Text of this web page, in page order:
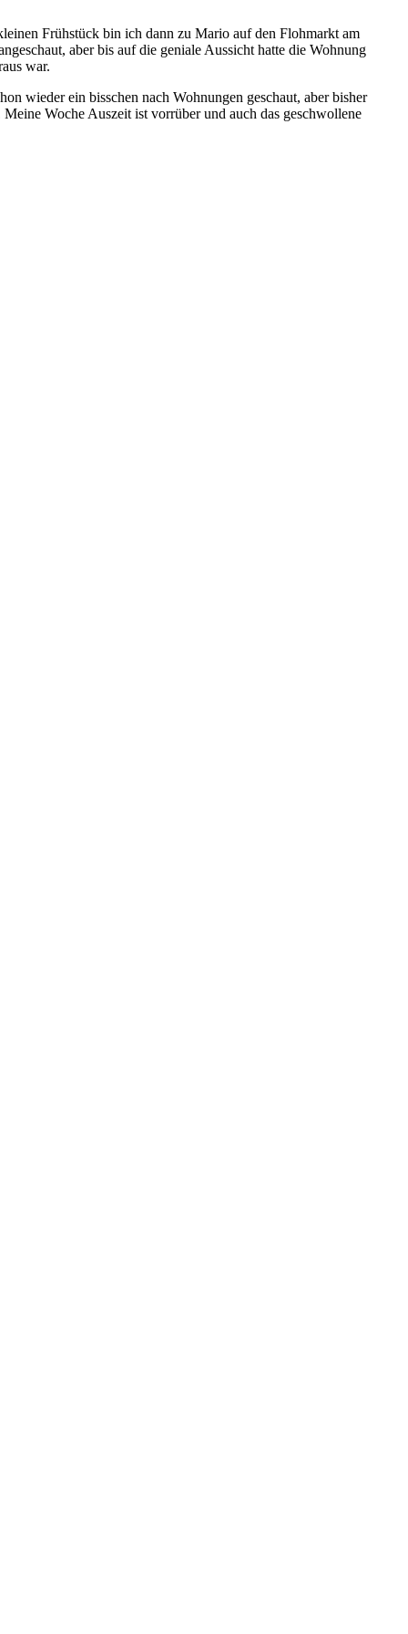
Frühstück bin ich dann zu Mario auf den Flohmarkt am
aber bis auf die geniale Aussicht hatte die Wohnung
war.
wieder ein bisschen nach Wohnungen geschaut, aber bisher
Woche Auszeit ist vorrüber und auch das geschwollene